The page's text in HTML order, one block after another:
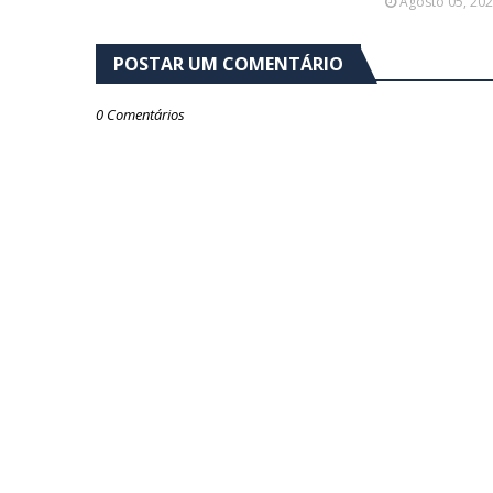
POSTAR UM COMENTÁRIO
0 Comentários